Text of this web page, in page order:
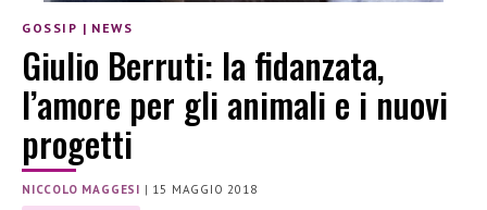
GOSSIP | NEWS
Giulio Berruti: la fidanzata,
l’amore per gli animali e i nuovi
progetti
NICCOLO MAGGESI | 15 MAGGIO 2018